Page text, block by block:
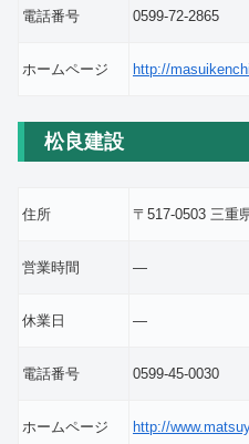
電話番号 0599-72-2865
ホームページ http://
松良建設
住所 〒517-0503 三重
営業時間 ―
休業日 ―
電話番号 0599-45-0030
ホームページ http://